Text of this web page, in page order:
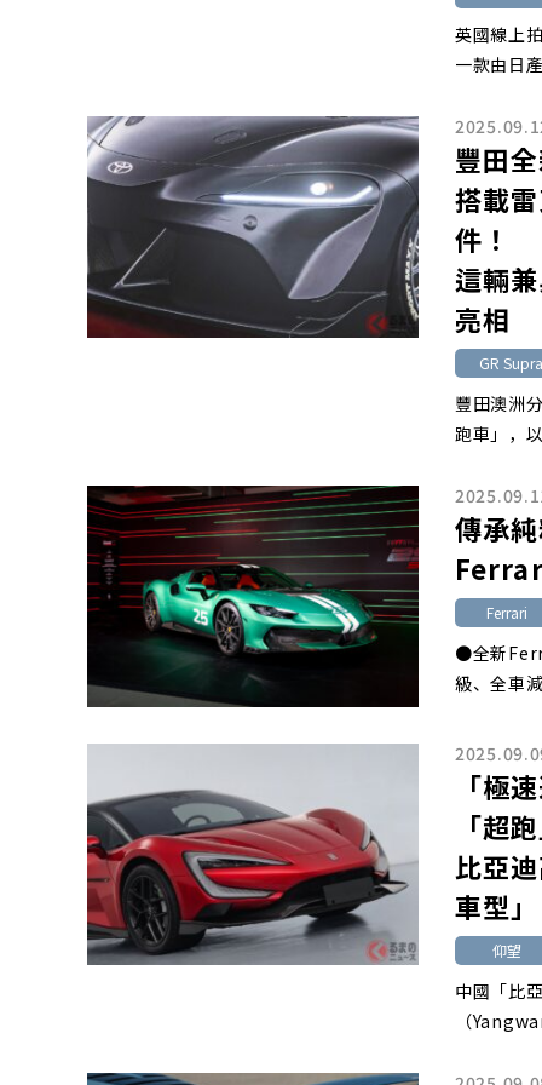
英國線上
一款由日
豐田
搭載
件！
這輛
亮相
GR Supra
豐田澳洲
跑車」，
傳承
Ferrari
●全新
級、全車
「極
「超
比亞
車型」
仰望
中國「比
（